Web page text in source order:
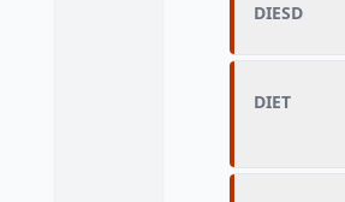
DIESD
DIET